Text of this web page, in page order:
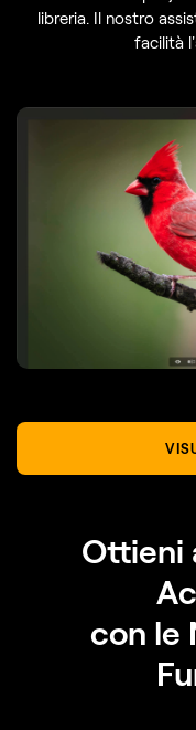
libreria. Il nostro
facilità
Ottieni
con le